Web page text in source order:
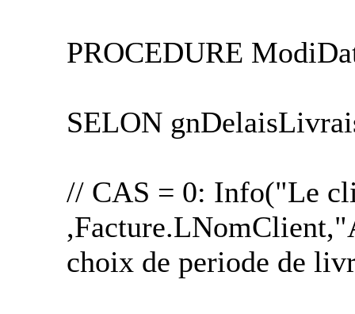
PROCEDURE
SELON
// CAS = 0: Info("Le
choix de periode de